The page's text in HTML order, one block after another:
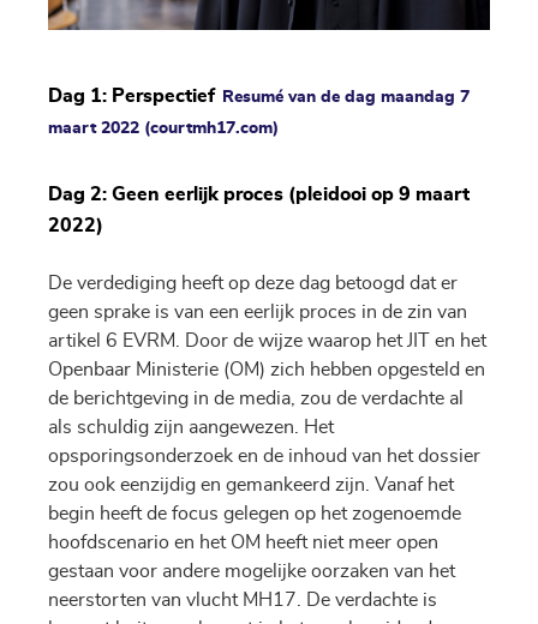
Dag 1: Perspectief Resumé van de dag maandag 7
maart 2022 (courtmh17.com)
Dag 2: Geen eerlijk proces (pleidooi op 9 maart
2022)
De verdediging heeft op deze dag betoogd dat er
geen sprake is van een eerlijk proces in de zin van
artikel 6 EVRM. Door de wijze waarop het JIT en het
Openbaar Ministerie (OM) zich hebben opgesteld en
de berichtgeving in de media, zou de verdachte al
als schuldig zijn aangewezen. Het
opsporingsonderzoek en de inhoud van het dossier
zou ook eenzijdig en gemankeerd zijn. Vanaf het
begin heeft de focus gelegen op het zogenoemde
hoofdscenario en het OM heeft niet meer open
gestaan voor andere mogelijke oorzaken van het
neerstorten van vlucht MH17. De verdachte is